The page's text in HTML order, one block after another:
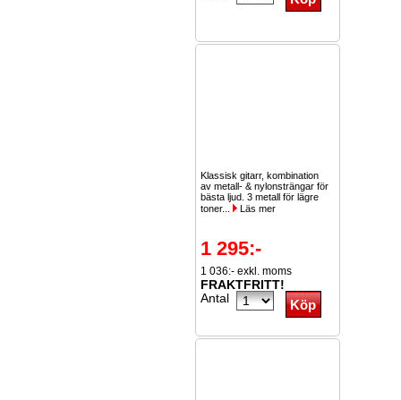
Klassisk gitarr, kombination
av metall- & nylonsträngar för
bästa ljud. 3 metall för lägre
toner...
Läs mer
1 295:-
1 036:- exkl. moms
FRAKTFRITT!
Antal